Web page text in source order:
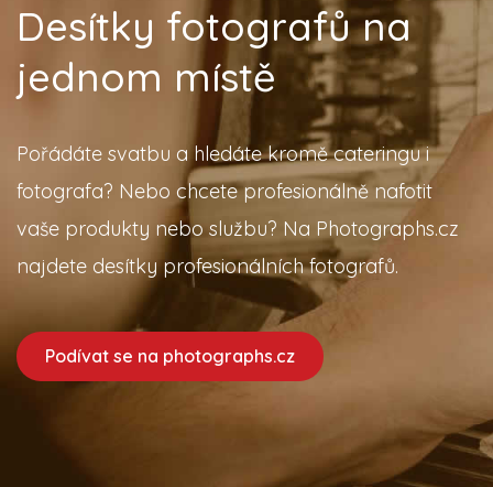
Desítky fotografů na
jednom místě
Pořádáte svatbu a hledáte kromě cateringu i
fotografa? Nebo chcete profesionálně nafotit
vaše produkty nebo službu? Na Photographs.cz
najdete desítky profesionálních fotografů.
Podívat se na photographs.cz